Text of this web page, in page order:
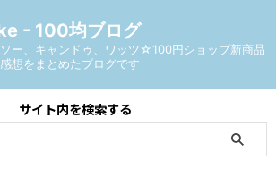
- 100均ブログ
ー、キャンドゥ、ワッツ☆100円ショップ新商品
想をまとめたブログです
サイト内を検索する